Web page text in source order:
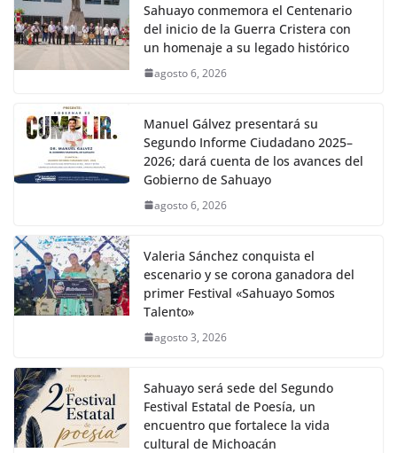
Sahuayo conmemora el Centenario
del inicio de la Guerra Cristera con
un homenaje a su legado histórico
agosto 6, 2026
Manuel Gálvez presentará su
Segundo Informe Ciudadano 2025–
2026; dará cuenta de los avances del
Gobierno de Sahuayo
agosto 6, 2026
Valeria Sánchez conquista el
escenario y se corona ganadora del
primer Festival «Sahuayo Somos
Talento»
agosto 3, 2026
Sahuayo será sede del Segundo
Festival Estatal de Poesía, un
encuentro que fortalece la vida
cultural de Michoacán